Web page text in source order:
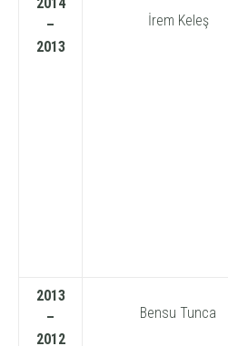
–
2013
İrem Keleş
2013
–
2012
Bensu Tunca